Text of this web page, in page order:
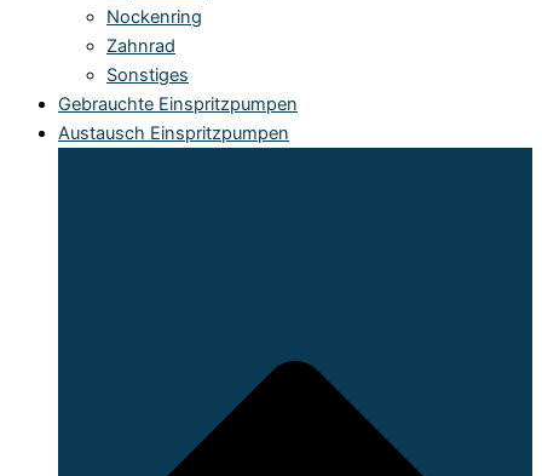
Nockenring
Zahnrad
Sonstiges
Gebrauchte Einspritzpumpen
Austausch Einspritzpumpen